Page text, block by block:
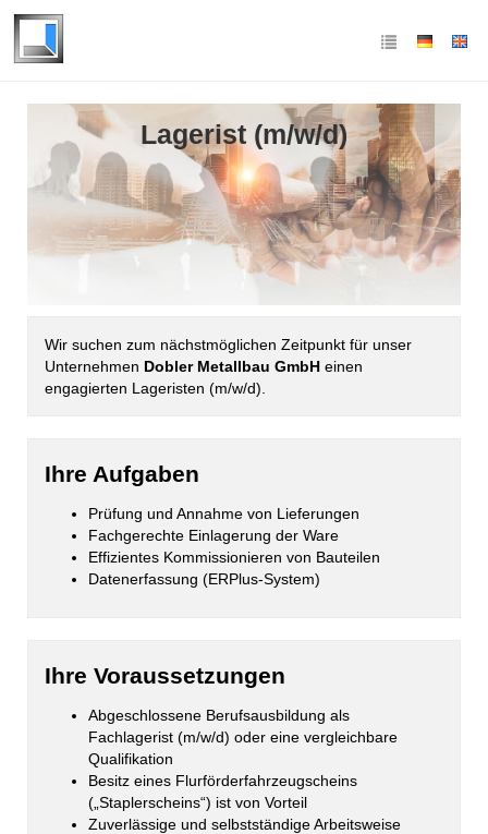
Lagerist (m/w/d)
Wir suchen zum nächstmöglichen Zeitpunkt für unser
Unternehmen Dobler Metallbau GmbH einen
engagierten Lageristen (m/w/d).
Ihre Aufgaben
Prüfung und Annahme von Lieferungen
Fachgerechte Einlagerung der Ware
Effizientes Kommissionieren von Bauteilen
Datenerfassung (ERPlus-System)
Ihre Voraussetzungen
Abgeschlossene Berufsausbildung als
Fachlagerist (m/w/d) oder eine vergleichbare
Qualifikation
Besitz eines Flurförderfahrzeugscheins
(„Staplerscheins“) ist von Vorteil
Zuverlässige und selbstständige Arbeitsweise